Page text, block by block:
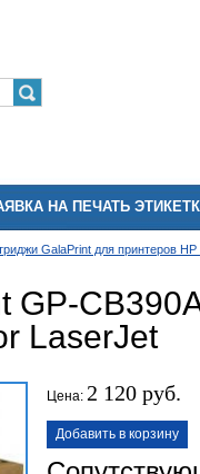
НА ПЕЧАТЬ
GalaPrint для принтеров HP
GP-
LaserJet
Цена: 2 120 руб.
Добавить в корзину